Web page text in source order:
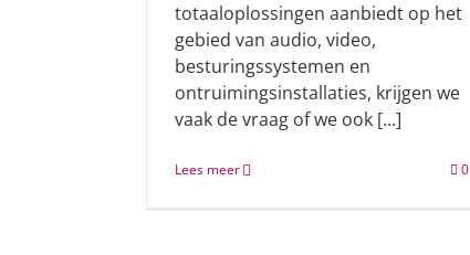
totaaloplossingen aanbiedt op het
gebied van audio, video,
besturingssystemen en
ontruimingsinstallaties, krijgen we
vaak de vraag of we ook [...]
Lees meer 0